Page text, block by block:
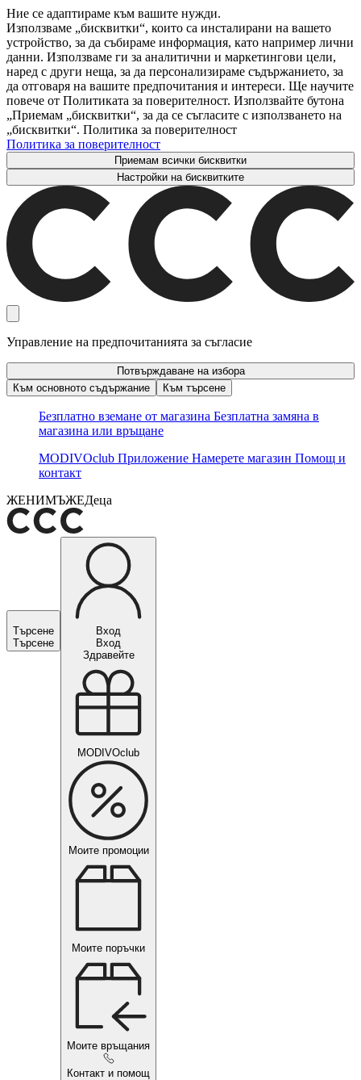
Ние се адаптираме към вашите нужди.
Използваме „бисквитки“, които са инсталирани на вашето
устройство, за да събираме информация, като например лични
данни. Използваме ги за аналитични и маркетингови цели,
наред с други неща, за да персонализираме съдържанието, за
да отговаря на вашите предпочитания и интереси. Ще научите
повече от Политиката за поверителност. Използвайте бутона
„Приемам „бисквитки“, за да се съгласите с използването на
„бисквитки“. Политика за поверителност
Политика за поверителност
Приемам всички бисквитки
Настройки на бисквитките
Управление на предпочитанията за съгласие
Потвърждаване на избора
Към основното съдържание
Към търсене
Безплатно вземане от магазина Безплатна замяна в
магазина или връщане
MODIVOclub Приложение Намерете магазин Помощ и
контакт
ЖЕНИМЪЖЕДеца
Търсене
Търсене
Вход
Вход
Здравейте
MODIVOclub
Моите промоции
Моите поръчки
Моите връщания
Контакт и помощ